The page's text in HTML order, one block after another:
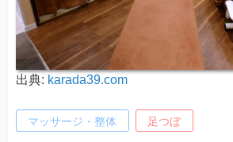
出典: karada39.com
マッサージ・整体 足つぼ